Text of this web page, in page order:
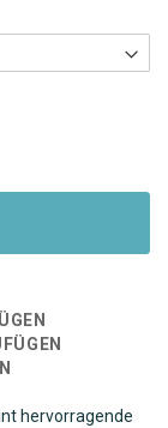
hervorragende